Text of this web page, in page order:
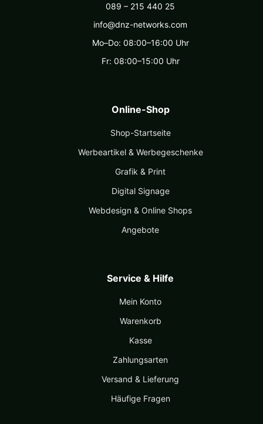
089 – 215 440 25
info@dnz-networks.com
Mo–Do: 08:00–16:00 Uhr
Fr: 08:00–15:00 Uhr
Online-Shop
Shop-Startseite
Werbeartikel & Werbegeschenke
Grafik & Print
Digital Signage
Webdesign & Online Shops
Angebote
Service & Hilfe
Mein Konto
Warenkorb
Kasse
Zahlungsarten
Versand & Lieferung
Häufige Fragen